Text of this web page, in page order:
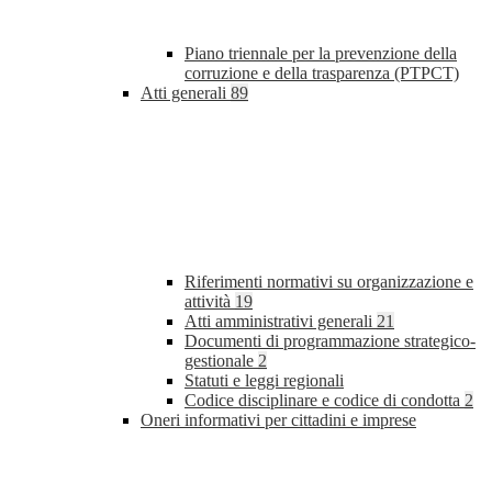
Piano triennale per la prevenzione della
corruzione e della trasparenza (PTPCT)
Atti generali 89
Riferimenti normativi su organizzazione e
attività 19
Atti amministrativi generali 21
Documenti di programmazione strategico-
gestionale 2
Statuti e leggi regionali
Codice disciplinare e codice di condotta 2
Oneri informativi per cittadini e imprese